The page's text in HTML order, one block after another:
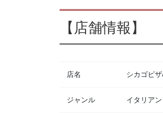
【店舗情報】
店名 シカゴピ
ジャンル イタリアン